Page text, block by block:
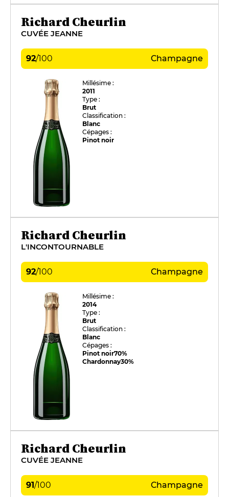
Richard Cheurlin
CUVÉE JEANNE
92/100 Champagne
Millésime :
2011
Type :
Brut
Classification :
Blanc
Cépages :
Pinot noir
Richard Cheurlin
L'INCONTOURNABLE
92/100 Champagne
Millésime :
2014
Type :
Brut
Classification :
Blanc
Cépages :
Pinot noir70%
Chardonnay30%
Richard Cheurlin
CUVÉE JEANNE
91/100 Champagne